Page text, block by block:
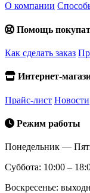
О компании
Помощь
Как сделать заказ
Интернет-
Прайс-лист Новости
Режим работы
Понедельник —
Суббота: 10:00 –
Воскресенье: